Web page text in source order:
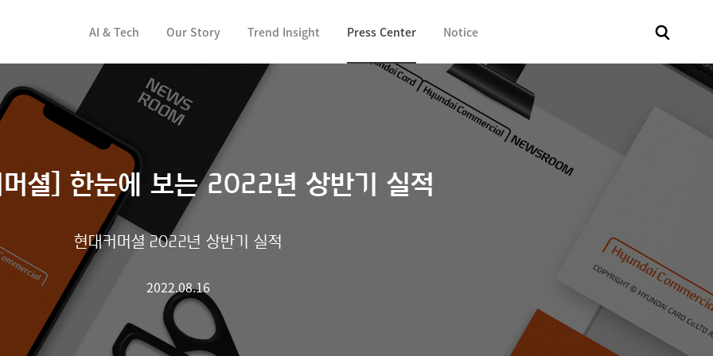
AI & Tech Our Story Trend Insight Press Center
보도자료 Fact & Check In
Notice
셜] 한눈에 보는 2022년 상반기 실적
현대커머셜 2022년 상반기 실적
2022.08.16